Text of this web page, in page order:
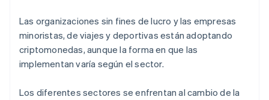
Las organizaciones sin fines de lucro y las empresas
minoristas, de viajes y deportivas están adoptando
criptomonedas, aunque la forma en que las
implementan varía según el sector.
Los diferentes sectores se enfrentan al cambio de la